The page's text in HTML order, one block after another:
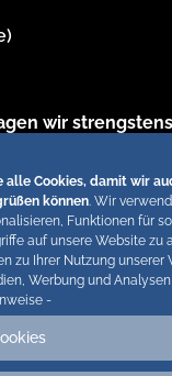
Cookies, damit wir
können. Wir
Funktionen für
auf unsere Website zu
zu Ihrer Nutzung unserer
Werbung und
-
wir
Erlaubt sind
bis ca. 200
in unseren
Verstössen